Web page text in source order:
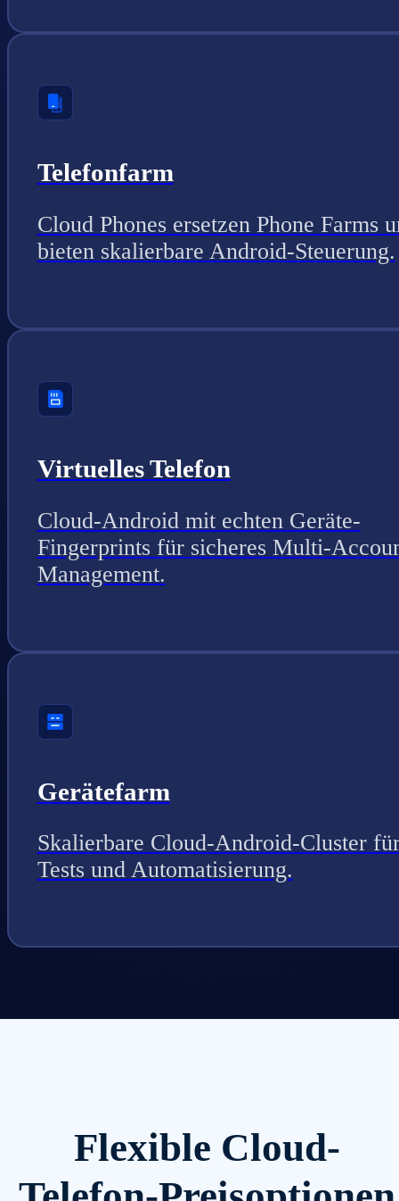
Telefonfarm
Cloud Phones ersetzen Phone Farms
bieten skalierbare Android-Steuerung.
Virtuelles Telefon
Cloud-Android mit echten Geräte-
Fingerprints für sicheres Multi-
Management.
Gerätefarm
Skalierbare Cloud-Android-Cluster
Tests und Automatisierung.
Flexible Cloud-